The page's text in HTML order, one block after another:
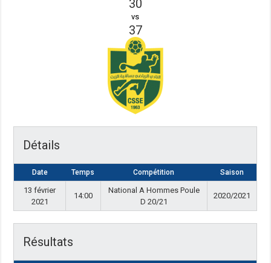
30
vs
37
Détails
Date Temps Compétition Saison
13 février
2021
14:00
National A Hommes Poule
D 20/21
2020/2021
Résultats